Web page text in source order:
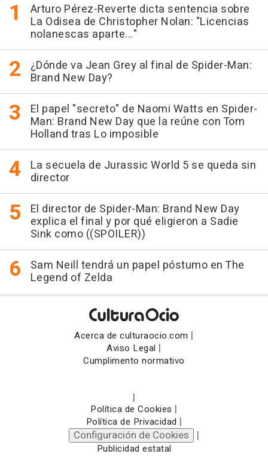
Arturo Pérez-Reverte dicta sentencia sobre
La Odisea de Christopher Nolan: "Licencias
nolanescas aparte..."
¿Dónde va Jean Grey al final de Spider-Man:
Brand New Day?
El papel "secreto" de Naomi Watts en Spider-
Man: Brand New Day que la reúne con Tom
Holland tras Lo imposible
La secuela de Jurassic World 5 se queda sin
director
El director de Spider-Man: Brand New Day
explica el final y por qué eligieron a Sadie
Sink como ((SPOILER))
Sam Neill tendrá un papel póstumo en The
Legend of Zelda
Acerca de culturaocio.com |
Aviso Legal |
Cumplimento normativo
|
Política de Cookies |
Política de Privacidad |
Configuración de Cookies |
Publicidad estatal